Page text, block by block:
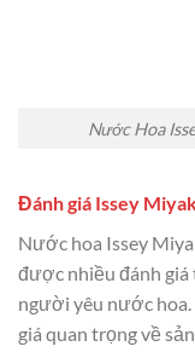
Nước Hoa
Đánh giá Issey
Nước hoa Issey
được nhiều đánh
người yêu nước hoa.
giá quan trọng về